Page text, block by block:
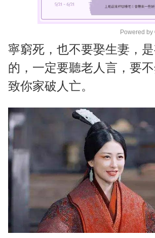
Powered by
寧窮死，也不要娶生妻，
的，一定要聽老人言，要
致你家破人亡。